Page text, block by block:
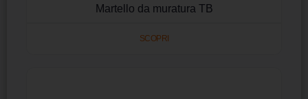
Martello da muratura TB
SCOPRI